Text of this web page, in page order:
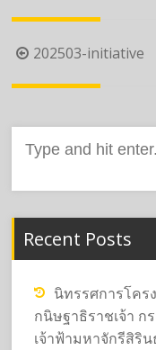
Post
navigation
202503-initiative
for:
Recent Posts
นิทรรศการโคร
กนิษฐาธิราชเจ้า ก
เจ้าฟ้ามหาจักรีสิริ